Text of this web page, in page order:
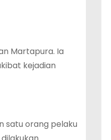
Martapura. Ia
kejadian
satu orang pelaku